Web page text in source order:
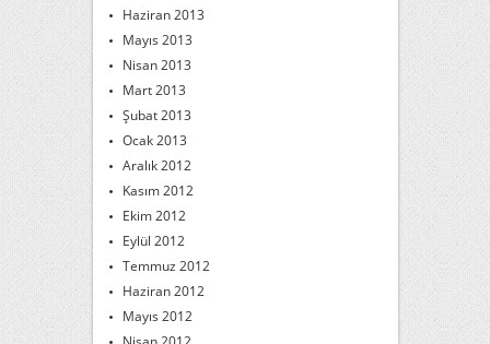
Haziran 2013
Mayıs 2013
Nisan 2013
Mart 2013
Şubat 2013
Ocak 2013
Aralık 2012
Kasım 2012
Ekim 2012
Eylül 2012
Temmuz 2012
Haziran 2012
Mayıs 2012